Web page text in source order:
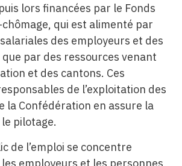
lors financées par le Fonds
chômage, qui est alimenté par
des employeurs et des
par des ressources venant
et des cantons. Ces
de l’exploitation des
la Confédération en assure la
pilotage.
de l’emploi se concentre
employeurs et les personnes